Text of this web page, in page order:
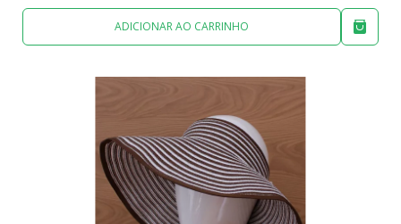
ADICIONAR AO CARRINHO